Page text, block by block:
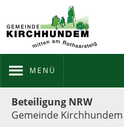
MENÜ
Beteiligung NRW
Gemeinde Kirchhundem